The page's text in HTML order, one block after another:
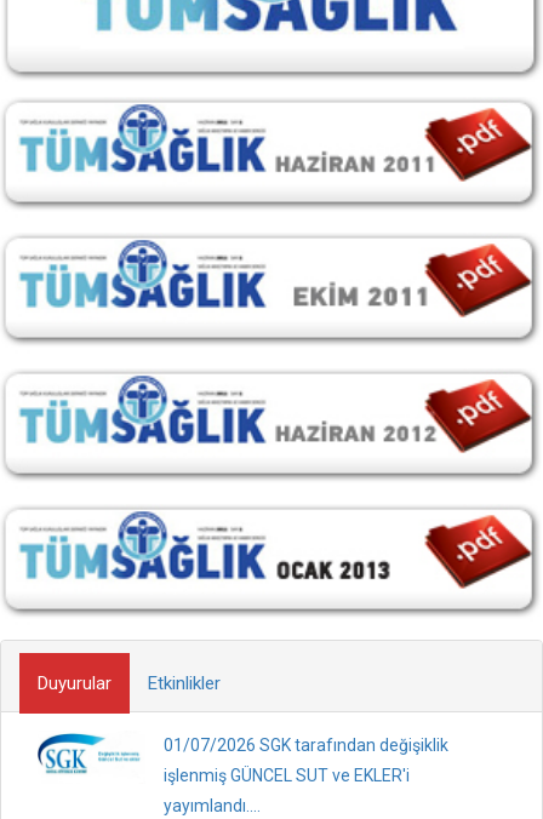
Duyurular Etkinlikler
01/07/2026 SGK tarafından değişiklik
işlenmiş GÜNCEL SUT ve EKLER'i
yayımlandı....